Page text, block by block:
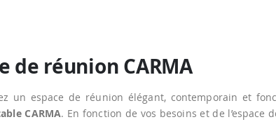
de réunion CARMA
un espace de réunion élégant, contemporain et
CARMA. En fonction de vos besoins et de l’espace